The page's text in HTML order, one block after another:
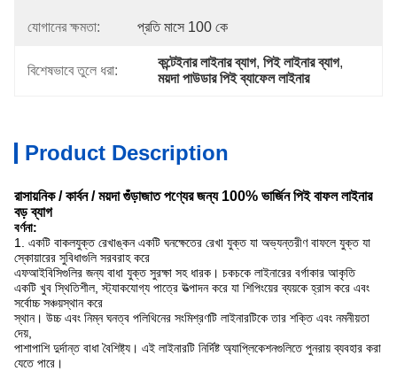
যোগানের ক্ষমতা: প্রতি মাসে 100 কে
বিশেষভাবে তুলে ধরা:
কন্টেইনার লাইনার ব্যাগ, পিই লাইনার ব্যাগ,
ময়দা পাউডার পিই ব্যাফেল লাইনার
Product Description
রাসায়নিক / কার্বন / ময়দা গুঁড়াজাত পণ্যের জন্য 100% ভার্জিন পিই বাফল লাইনার
বড় ব্যাগ
বর্ণনা:
1. একটি বাকলযুক্ত রেখাঙ্কন একটি ঘনক্ষেতের রেখা যুক্ত যা অভ্যন্তরীণ বাফলে যুক্ত যা
স্কোয়ারের সুবিধাগুলি সরবরাহ করে
এফআইবিসিগুলির জন্য বাধা যুক্ত সুরক্ষা সহ ধারক। চকচকে লাইনারের বর্গাকার আকৃতি
একটি খুব স্থিতিশীল, স্ট্যাকযোগ্য পাত্রে উত্পাদন করে যা শিপিংয়ের ব্যয়কে হ্রাস করে এবং
সর্বোচ্চ সঞ্চয়স্থান করে
স্থান। উচ্চ এবং নিম্ন ঘনত্ব পলিথিনের সংমিশ্রণটি লাইনারটিকে তার শক্তি এবং নমনীয়তা
দেয়,
পাশাপাশি দুর্দান্ত বাধা বৈশিষ্ট্য। এই লাইনারটি নির্দিষ্ট অ্যাপ্লিকেশনগুলিতে পুনরায় ব্যবহার করা
যেতে পারে।